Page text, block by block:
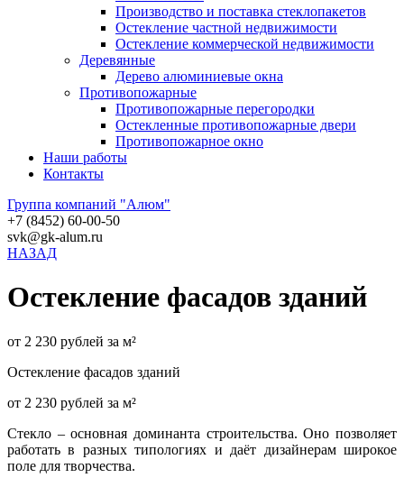
Производство и поставка стеклопакетов
Остекление частной недвижимости
Остекление коммерческой недвижимости
Деревянные
Дерево алюминиевые окна
Противопожарные
Противопожарные перегородки
Остекленные противопожарные двери
Противопожарное окно
Наши работы
Контакты
Группа компаний "Алюм"
+7 (8452) 60-00-50
svk@gk-alum.ru
НАЗАД
Остекление фасадов зданий
от 2 230 рублей за м²
Остекление фасадов зданий
от 2 230 рублей за м²
Стекло – основная доминанта строительства. Оно позволяет
работать в разных типологиях и даёт дизайнерам широкое
поле для творчества.